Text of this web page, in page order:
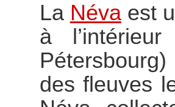
La Névaest
à
des fleuves